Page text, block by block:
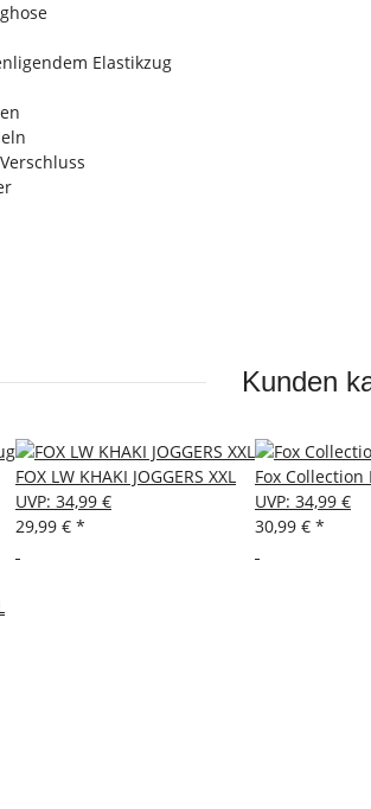
Elastikzug
Kunden
FOX LW KHAKI JOGGERS XXL
UVP: 34,99 €
29,99 € *
Fox Collection
UVP: 34,99 €
30,99 € *